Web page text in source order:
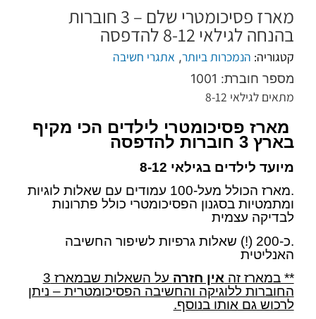
מארז פסיכומטרי שלם – 3 חוברות
בהנחה לגילאי 8-12 להדפסה
קטגוריה: הנמכרות ביותר, אתגרי חשיבה
מספר חוברת: 1001
מתאים לגילאי 8-12
מארז פסיכומטרי לילדים הכי מקיף
בארץ 3 חוברות להדפסה
מיועד לילדים בגילאי 8-12
.מארז הכולל מעל-100 עמודים עם שאלות לוגיות
ומתמטיות בסגנון הפסיכומטרי כולל פתרונות
לבדיקה עצמית
.כ-200 (!) שאלות גרפיות לשיפור החשיבה
האנליטית
** במארז זה אין חזרה
על השאלות שבמארז 3
החוברות ללוגיקה והחשיבה הפסיכומטרית – ניתן
לרכוש גם אותו בנוסף.